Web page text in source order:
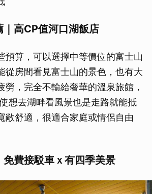
高CP值河口湖飯店
預算，可以選擇中等價位的富士山
從房間看見富士山的景色，也有大
勞，完全不輸給奢華的溫泉旅館，
想去湖畔看風景也是走路就能抵
敞舒適，很適合家庭或情侶自由
費接駁車ｘ有四季美景